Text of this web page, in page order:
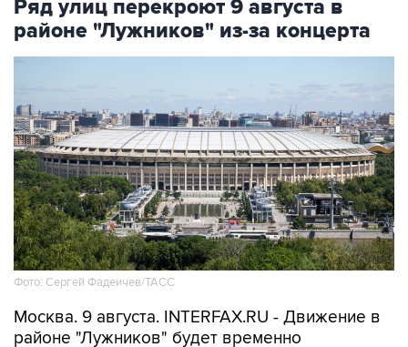
Ряд улиц перекроют 9 августа в
районе "Лужников" из-за концерта
Фото: Сергей Фадеичев/ТАСС
Москва. 9 августа. INTERFAX.RU - Движение в
районе "Лужников" будет временно